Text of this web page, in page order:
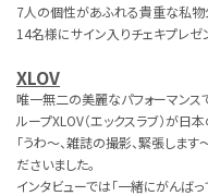
7人の個性があふれる貴重な私物
14名様にサイン入りチェキプレゼ
XLOV
唯一無二の美麗なパフォーマン
ループXLOV（エックスラブ）が日
「うわ～、雑誌の撮影、緊張しま
ださいました。
インタビューでは「一緒にがんば